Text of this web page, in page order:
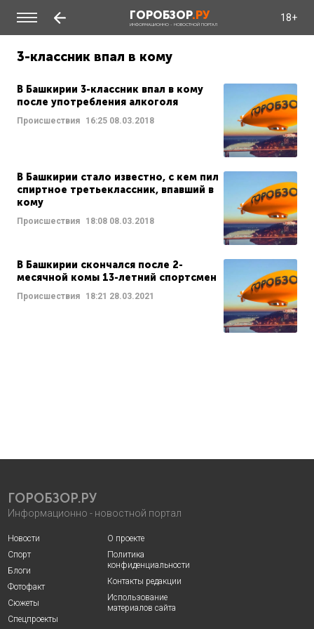
ГОРОБЗОР.РУ
ИНФОРМАЦИОННО - НОВОСТНОЙ ПОРТАЛ
18+
3-классник впал в кому
В Башкирии 3-классник впал в кому
после употребления алкоголя
Происшествия 16:25 08.03.2018
В Башкирии стало известно, с кем пил
спиртное третьеклассник, впавший в
кому
Происшествия 18:08 08.03.2018
В Башкирии скончался после 2-
месячной комы 13-летний спортсмен
Происшествия 18:21 28.03.2021
ГОРОБЗОР.РУ
Информационно - новостной портал
Новости
Спорт
Блоги
Фотофакт
Сюжеты
Спецпроекты
О проекте
Политика
конфиденциальности
Контакты редакции
Использование
материалов сайта